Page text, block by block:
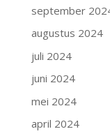
september
augustus 2024
juli 2024
juni 2024
mei 2024
april 2024